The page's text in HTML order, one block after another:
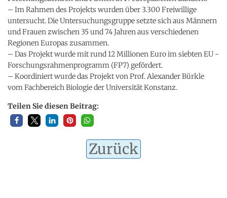
– Im Rahmen des Projekts wurden über 3.300 Freiwillige
untersucht. Die Untersuchungsgruppe setzte sich aus Männern
und Frauen zwischen 35 und 74 Jahren aus verschiedenen
Regionen Europas zusammen.
– Das Projekt wurde mit rund 12 Millionen Euro im siebten EU -
Forschungsrahmenprogramm (FP7) gefördert.
– Koordiniert wurde das Projekt von Prof. Alexander Bürkle
vom Fachbereich Biologie der Universität Konstanz.
Teilen Sie diesen Beitrag:
Zurück